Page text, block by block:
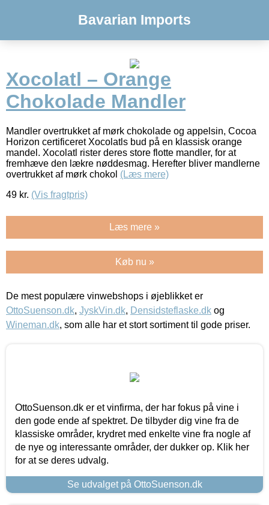
Bavarian Imports
Xocolatl – Orange
Chokolade Mandler
Mandler overtrukket af mørk chokolade og appelsin, Cocoa
Horizon certificeret Xocolatls bud på en klassisk orange
mandel. Xocolatl rister deres store flotte mandler, for at
fremhæve den lækre nøddesmag. Herefter bliver mandlerne
overtrukket af mørk chokol (Læs mere)
49 kr. (Vis fragtpris)
Læs mere »
Køb nu »
De mest populære vinwebshops i øjeblikket er
OttoSuenson.dk, JyskVin.dk, Densidsteflaske.dk og
Wineman.dk, som alle har et stort sortiment til gode priser.
OttoSuenson.dk er et vinfirma, der har fokus på vine i
den gode ende af spektret. De tilbyder dig vine fra de
klassiske områder, krydret med enkelte vine fra nogle af
de nye og interessante områder, der dukker op. Klik her
for at se deres udvalg.
Se udvalget på OttoSuenson.dk